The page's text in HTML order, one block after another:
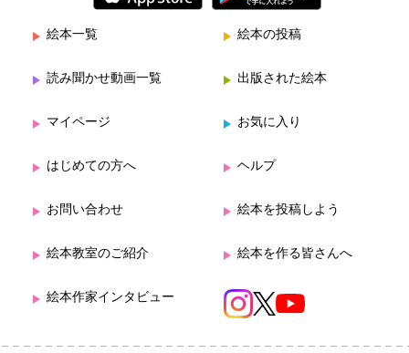
絵本一覧 絵本の投稿
読み聞かせ動画一覧 出版された絵本
マイページ お気に入り
はじめての方へ ヘルプ
お問い合わせ 絵本を投稿しよう
絵本教室のご紹介 絵本を作る皆さんへ
絵本作家インタビュー